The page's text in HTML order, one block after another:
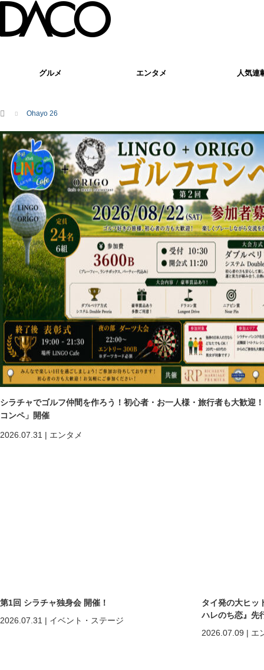
グルメ エンタメ 人気連
ホーム Ohayo 26
シラチャでゴルフ仲間を作ろう！初心者・お一人様・旅行者も大歓迎
コンペ」開催
2026.07.31 | エンタメ
第1回 シラチャ独身会 開催！
2026.07.31 | イベント・ステージ
タイ発の大ヒッ
ハレのち恋』先
2026.07.09 | エ